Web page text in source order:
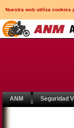
Nuestra web utiliza cookies
ANM Seguridad